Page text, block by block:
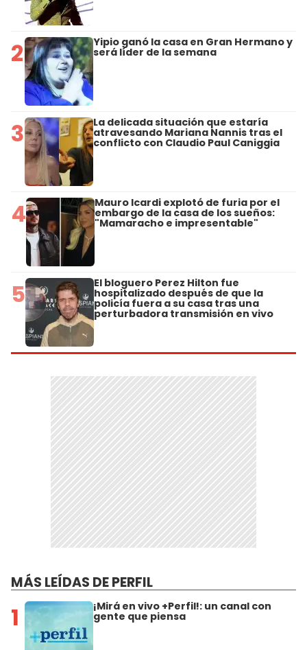
2 Yipio ganó la casa en Gran Hermano y
será líder de la semana
3 La delicada situación que estaría
atravesando Mariana Nannis tras el
conflicto con Claudio Paul Caniggia
4 Mauro Icardi explotó de furia por el
embargo de la casa de los sueños:
"Mamaracho e impresentable"
5 El bloguero Perez Hilton fue
hospitalizado después de que la
policía fuera a su casa tras una
perturbadora transmisión en vivo
MÁS LEÍDAS DE PERFIL
1 ¡Mirá en vivo +Perfil!: un canal con
gente que piensa